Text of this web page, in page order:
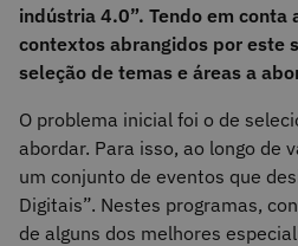
indústria 4.0”. Tendo em conta
contextos abrangidos por este
seleção de temas e áreas a
O problema inicial foi o de
abordar. Para isso, ao longo de
um conjunto de eventos que
Digitais”. Nestes programas,
de alguns dos melhores